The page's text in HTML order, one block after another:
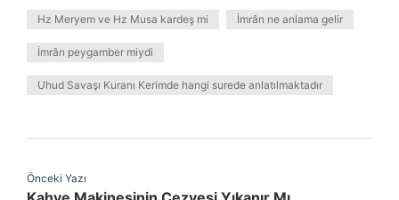
Hz Meryem ve Hz Musa kardeş mi İmrân ne anlama gelir
İmrân peygamber miydi
Uhud Savaşı Kuranı Kerimde hangi surede anlatılmaktadır
Önceki Yazı